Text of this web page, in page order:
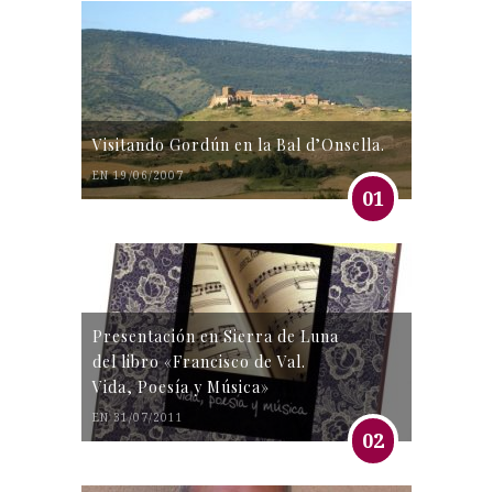
Visitando Gordún en la Bal d’Onsella.
EN 19/06/2007
01
Presentación en Sierra de Luna
del libro «Francisco de Val.
Vida, Poesía y Música»
EN 31/07/2011
02